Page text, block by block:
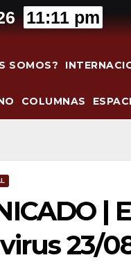
11:11 pm
SOMOS?
COLUMNAS
|
23/